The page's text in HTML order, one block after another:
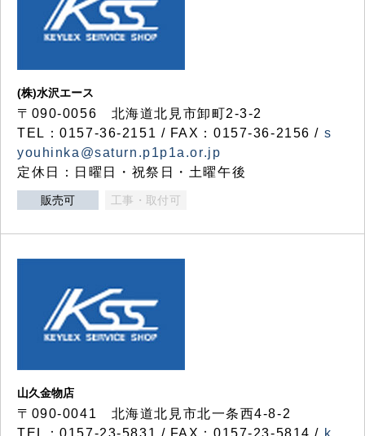
(株)水沢エース
〒090-0056 北海道北見市卸町2-3-2
TEL：0157-36-2151 / FAX：0157-36-2156 / s
youhinka@saturn.p1p1a.or.jp
定休日：日曜日・祝祭日・土曜午後
販売可 工事・取付可
山久金物店
〒090-0041 北海道北見市北一条西4-8-2
TEL：0157-23-5831 / FAX：0157-23-5814 / k